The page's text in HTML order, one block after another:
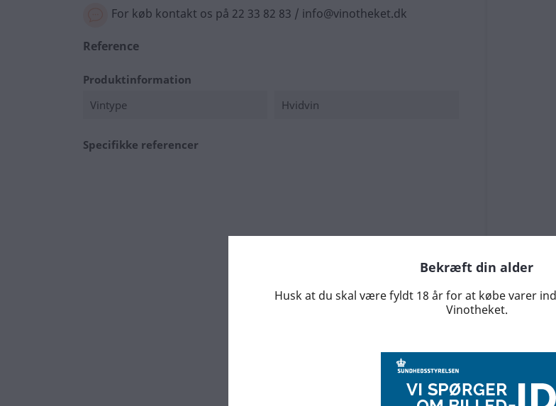
For køb kontakt os på 22 33 82 83 / info@vinotheket.dk
Reference
Produktinformation
Vintype
Hvidvin
Specifikke referencer

Bekræft din alder
Husk at du skal være fyldt 18 år for at købe varer
Vinotheket.